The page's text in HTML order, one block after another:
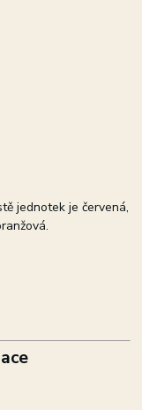
jednotek je červená,